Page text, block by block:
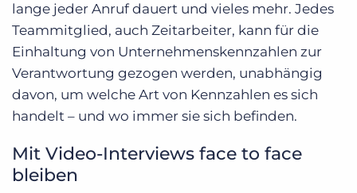
lange jeder Anruf dauert und vieles mehr. Jedes
Teammitglied, auch Zeitarbeiter, kann für die
Einhaltung von Unternehmenskennzahlen zur
Verantwortung gezogen werden, unabhängig
davon, um welche Art von Kennzahlen es sich
handelt – und wo immer sie sich befinden.
Mit Video-Interviews face to face
bleiben